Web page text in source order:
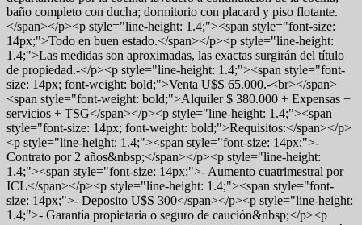
baño completo con ducha; dormitorio con placard y piso flotante.
</span></p><p style="line-height: 1.4;"><span style="font-size:
14px;">Todo en buen estado.</span></p><p style="line-height:
1.4;">Las medidas son aproximadas, las exactas surgirán del título
de propiedad.-</p><p style="line-height: 1.4;"><span style="font-
size: 14px; font-weight: bold;">Venta U$S 65.000.-<br></span>
<span style="font-weight: bold;">Alquiler $ 380.000 + Expensas +
servicios + TSG</span></p><p style="line-height: 1.4;"><span
style="font-size: 14px; font-weight: bold;">Requisitos:</span></p>
<p style="line-height: 1.4;"><span style="font-size: 14px;">-
Contrato por 2 años&nbsp;</span></p><p style="line-height:
1.4;"><span style="font-size: 14px;">- Aumento cuatrimestral por
ICL</span></p><p style="line-height: 1.4;"><span style="font-
size: 14px;">- Deposito U$S 300</span></p><p style="line-height:
1.4;">- Garantía propietaria o seguro de caución&nbsp;</p><p